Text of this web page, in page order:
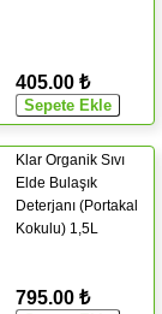
405.00 ₺
Klar Organik Sıvı
Elde Bulaşık
Deterjanı (Portakal
Kokulu) 1,5L
795.00 ₺